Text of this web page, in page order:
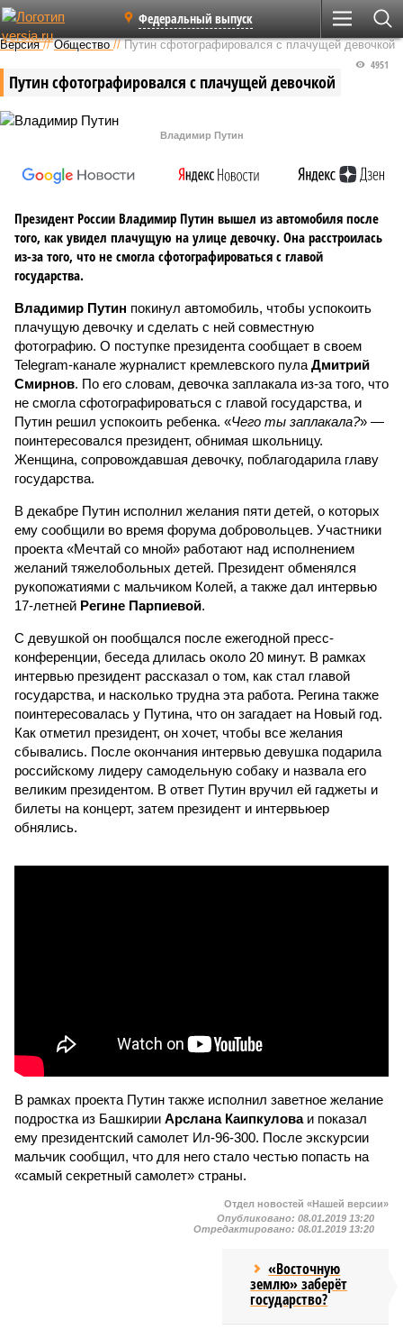
Федеральный выпуск
Версия //Общество //Путин сфотографировался с плачущей девочкой
Путин сфотографировался с плачущей девочкой
4951
Владимир Путин
Президент России Владимир Путин вышел из автомобиля после
того, как увидел плачущую на улице девочку. Она расстроилась
из-за того, что не смогла сфотографироваться с главой
государства.
Владимир Путин покинул автомобиль, чтобы успокоить
плачущую девочку и сделать с ней совместную
фотографию. О поступке президента сообщает в своем
Telegram-канале журналист кремлевского пула Дмитрий
Смирнов. По его словам, девочка заплакала из-за того, что
не смогла сфотографироваться с главой государства, и
Путин решил успокоить ребенка. «Чего ты заплакала?» —
поинтересовался президент, обнимая школьницу.
Женщина, сопровождавшая девочку, поблагодарила главу
государства.
В декабре Путин исполнил желания пяти детей, о которых
ему сообщили во время форума добровольцев. Участники
проекта «Мечтай со мной» работают над исполнением
желаний тяжелобольных детей. Президент обменялся
рукопожатиями с мальчиком Колей, а также дал интервью
17-летней Регине Парпиевой.
С девушкой он пообщался после ежегодной пресс-
конференции, беседа длилась около 20 минут. В рамках
интервью президент рассказал о том, как стал главой
государства, и насколько трудна эта работа. Регина также
поинтересовалась у Путина, что он загадает на Новый год.
Как отметил президент, он хочет, чтобы все желания
сбывались. После окончания интервью девушка подарила
российскому лидеру самодельную собаку и назвала его
великим президентом. В ответ Путин вручил ей гаджеты и
билеты на концерт, затем президент и интервьюер
обнялись.
В рамках проекта Путин также исполнил заветное желание
подростка из Башкирии Арслана Каипкуловаи показал
ему президентский самолет Ил-96-300. После экскурсии
мальчик сообщил, что для него стало честью попасть на
«самый секретный самолет» страны.
Отдел новостей «Нашей версии»
Опубликовано: 08.01.2019 13:20
Отредактировано: 08.01.2019 13:20
«Восточную
землю» заберёт
государство?